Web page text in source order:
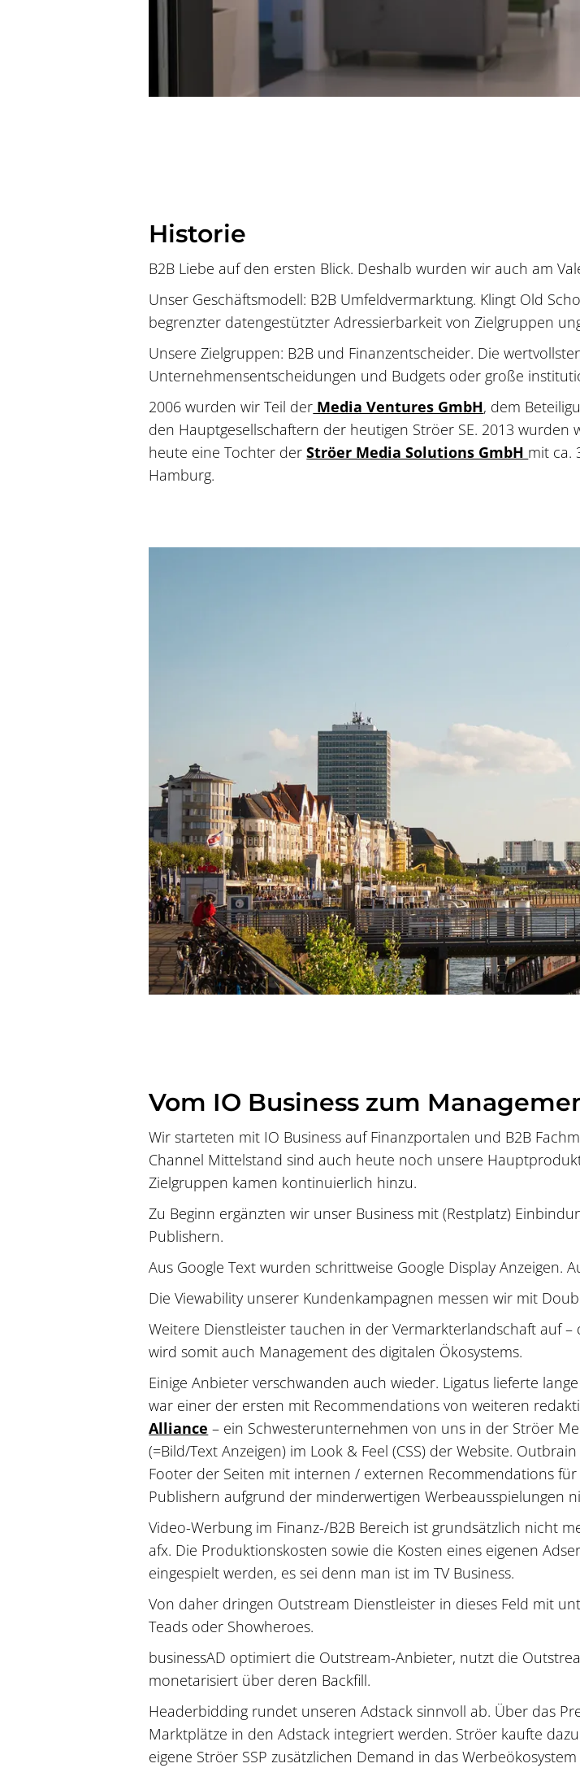
Historie
B2B Liebe auf den ersten Blick. Deshalb wurden wir auch am
Unser Geschäftsmodell: B2B Umfeldvermarktung. Klingt Old
begrenzter datengestützter Adressierbarkeit von Zielgruppen
Unsere Zielgruppen: B2B und Finanzentscheider. Die
Unternehmensentscheidungen und Budgets oder große
2006 wurden wir Teil der Media Ventures GmbH, dem
den Hauptgesellschaftern der heutigen Ströer SE. 2013
heute eine Tochter derStröer Media Solutions GmbH mit ca.
Hamburg.
Vom IO Business zum
Wir starteten mit IO Business auf Finanzportalen und B2B
Channel Mittelstand sind auch heute noch unsere
Zielgruppen kamen kontinuierlich hinzu.
Zu Beginn ergänzten wir unser Business mit (Restplatz)
Publishern.
Aus Google Text wurden schrittweise Google Display Anzeigen.
Die Viewability unserer Kundenkampagnen messen wir mit
Weitere Dienstleister tauchen in der Vermarkterlandschaft auf
wird somit auch Management des digitalen Ökosystems.
Einige Anbieter verschwanden auch wieder. Ligatus lieferte
war einer der ersten mit Recommendations von weiteren
Alliance – ein Schwesterunternehmen von uns in der Ströer
(=Bild/Text Anzeigen) im Look & Feel (CSS) der Website.
Footer der Seiten mit internen / externen Recommendations
Publishern aufgrund der minderwertigen Werbeausspielungen
Video-Werbung im Finanz-/B2B Bereich ist grundsätzlich nicht
afx. Die Produktionskosten sowie die Kosten eines eigenen
eingespielt werden, es sei denn man ist im TV Business.
Von daher dringen Outstream Dienstleister in dieses Feld mit
Teads oder Showheroes.
businessAD optimiert die Outstream-Anbieter, nutzt die
monetarisiert über deren Backfill.
Headerbidding rundet unseren Adstack sinnvoll ab. Über das
Marktplätze in den Adstack integriert werden. Ströer kaufte
eigene Ströer SSP zusätzlichen Demand in das Werbeökosystem